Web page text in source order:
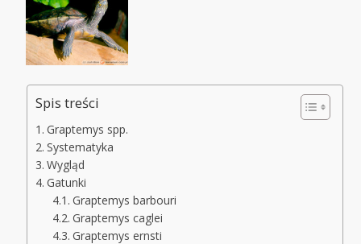
Spis treści
Graptemys spp.
Systematyka
Wygląd
Gatunki
Graptemys barbouri
Graptemys caglei
Graptemys ernsti